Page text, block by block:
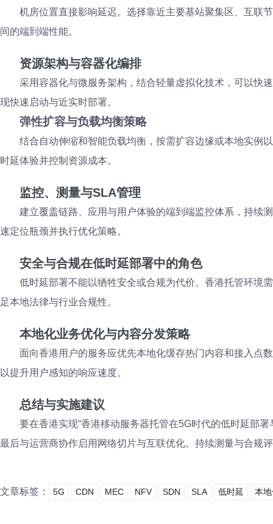
机房位置直接影响延迟。选择靠近主要基站聚集区、互联
间的端到端性能。
资源架构与容器化编排
采用容器化与微服务架构，结合轻量虚拟化技术，可以快
现快速启动与近实时部署。
弹性扩容与负载均衡策略
结合自动伸缩和智能负载均衡，按需扩容边缘或本地实例
时延体验并控制资源成本。
监控、测量与SLA管理
建立覆盖链路、应用与用户体验的端到端监控体系，持续
速定位瓶颈并执行优化策略。
安全与合规在低时延部署中的角色
低时延部署不能以牺牲安全或合规为代价。香港托管环境
足本地法律与行业合规性。
本地化业务优化与内容分发策略
面向香港用户的服务应优先本地化缓存热门内容和接入点
以提升用户感知的响应速度。
总结与实施建议
要在香港实现“香港移动服务器托管在5G时代的低时延部
最后与运营商协作启用网络切片与互联优化。持续测量与合规
文章标签： 5G CDN MEC NFV SDN SLA 低时延 本